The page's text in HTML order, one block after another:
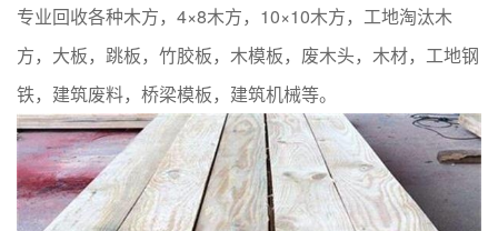
专业回收各种木方，4×8木方，10×10木方，工地淘汰木
方，大板，跳板，竹胶板，木模板，废木头，木材，工地钢
铁，建筑废料，桥梁模板，建筑机械等。